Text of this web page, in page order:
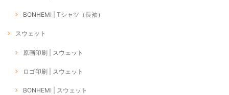
BONHEMI | Tシャツ（長袖）
スウェット
原画印刷 | スウェット
ロゴ印刷 | スウェット
BONHEMI | スウェット